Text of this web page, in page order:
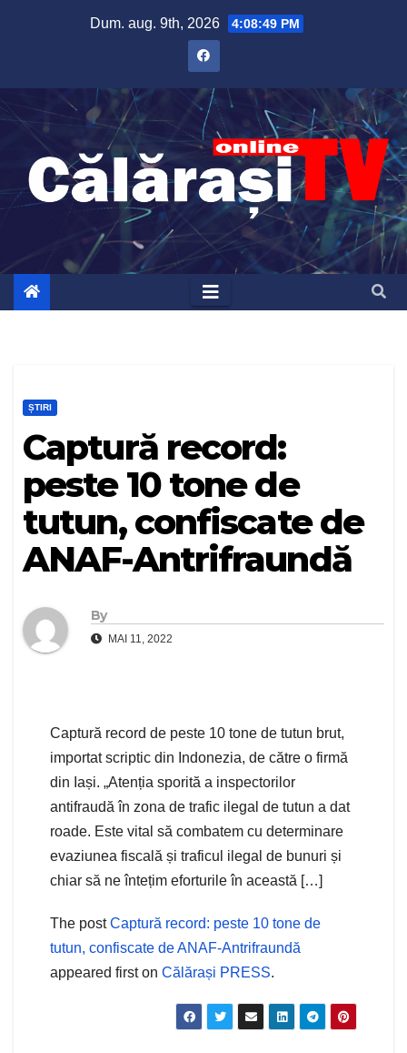
Dum. aug. 9th, 2026 4:08:50 PM
ȘTIRI
Captură record:
peste 10 tone de
tutun, confiscate de
ANAF-Antrifraundă
By
MAI 11, 2022
Captură record de peste 10 tone de tutun brut,
importat scriptic din Indonezia, de către o firmă
din Iași. „Atenția sporită a inspectorilor
antifraudă în zona de trafic ilegal de tutun a dat
roade. Este vital să combatem cu determinare
evaziunea fiscală și traficul ilegal de bunuri și
chiar să ne întețim eforturile în această […]
The postCaptură record: peste 10 tone de
tutun, confiscate de ANAF-Antrifraundă
appeared first on Călărași PRESS.